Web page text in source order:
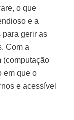
o que
e a
para gerir as
Com a
(computação
em que o
e acessível